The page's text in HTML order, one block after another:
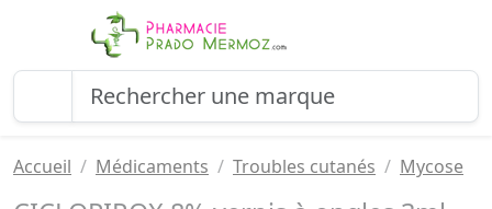
Accueil Médicaments Troubles cutanés Mycose